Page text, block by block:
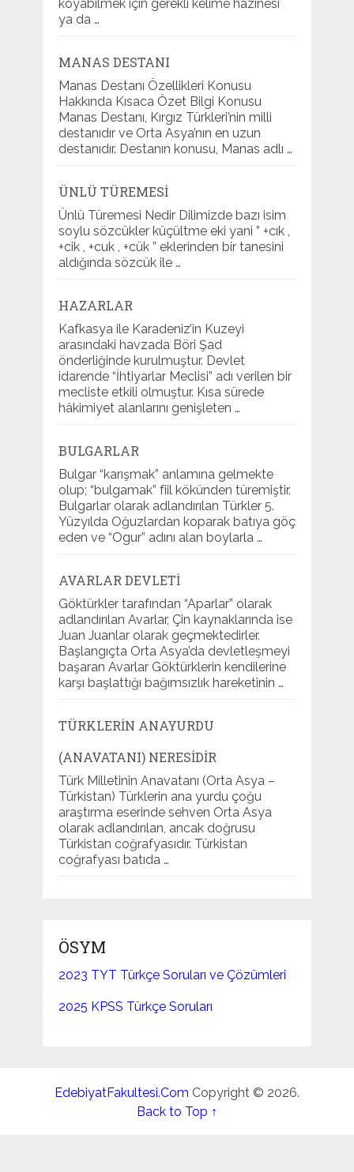
koyabilmek için gerekli kelime hazinesi
ya da …
MANAS DESTANI
Manas Destanı Özellikleri Konusu
Hakkında Kısaca Özet Bilgi Konusu
Manas Destanı, Kırgız Türkleri’nin milli
destanıdır ve Orta Asya’nın en uzun
destanıdır. Destanın konusu, Manas adlı …
ÜNLÜ TÜREMESI
Ünlü Türemesi Nedir Dilimizde bazı isim
soylu sözcükler küçültme eki yani ” +cık ,
+cik , +cuk , +cük ” eklerinden bir tanesini
aldığında sözcük ile …
HAZARLAR
Kafkasya ile Karadeniz’in Kuzeyi
arasındaki havzada Böri Şad
önderliğinde kurulmuştur. Devlet
idarende “İhtiyarlar Meclisi” adı verilen bir
mecliste etkili olmuştur. Kısa sürede
hâkimiyet alanlarını genişleten …
BULGARLAR
Bulgar “karışmak” anlamına gelmekte
olup; “bulgamak” fiil kökünden türemiştir.
Bulgarlar olarak adlandırılan Türkler 5.
Yüzyılda Oğuzlardan koparak batıya göç
eden ve “Ogur” adını alan boylarla …
AVARLAR DEVLETI
Göktürkler tarafından “Aparlar” olarak
adlandırılan Avarlar, Çin kaynaklarında ise
Juan Juanlar olarak geçmektedirler.
Başlangıçta Orta Asya’da devletleşmeyi
başaran Avarlar Göktürklerin kendilerine
karşı başlattığı bağımsızlık hareketinin …
TÜRKLERIN ANAYURDU
(ANAVATANI) NERESIDIR
Türk Milletinin Anavatanı (Orta Asya –
Türkistan) Türklerin ana yurdu çoğu
araştırma eserinde sehven Orta Asya
olarak adlandırılan, ancak doğrusu
Türkistan coğrafyasıdır. Türkistan
coğrafyası batıda …
ÖSYM
2023 TYT Türkçe Soruları ve Çözümleri
2025 KPSS Türkçe Soruları
EdebiyatFakultesi.Com Copyright © 2026.
Back to Top ↑